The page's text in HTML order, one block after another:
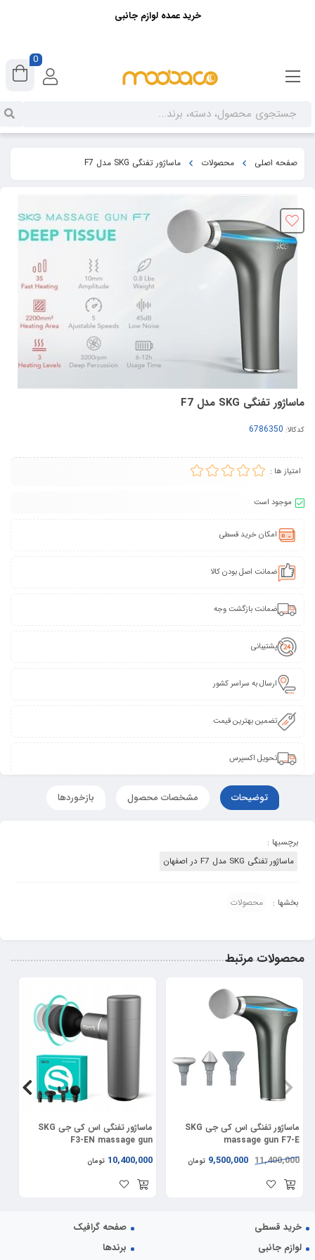
صفحه اصلی محصولات ماساژور تفنگی SKG مدل F7
ماساژور تفنگی SKG مدل F7
کدکالا:
امتیاز ها :
موجود است
امکان خرید قسطی
ضمانت اصل بودن کالا
ضمانت بازگشت وجه
پشتیبانی
ارسال به سراسر کشور
تضمین بهترین قیمت
تحویل اکسپرس
توضیحات مشخصات محصول بازخوردها
برچسبها :
ماساژور تفنگی SKG مدل F7 در اصفهان
بخشها : محصولات
محصولات مرتبط
17%
ماساژور تفنگی اس کی جی SKG
massage gun F7-E
11,400,000
9,500,000 تومان
ماساژور تفنگی اس کی جی SKG
F3-EN massage gun
10,400,000 تومان
خرید قسطی
صفحه گرافیک
لوازم جانبی
برندها
خرید عمده لوازم جانبی
0